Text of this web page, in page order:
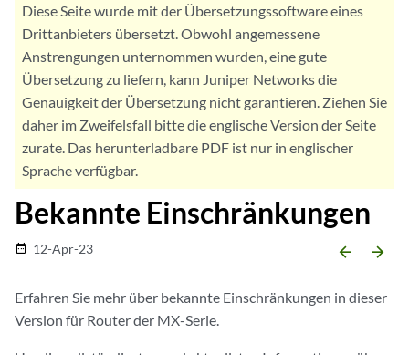
Diese Seite wurde mit der Übersetzungssoftware eines
Drittanbieters übersetzt. Obwohl angemessene
Anstrengungen unternommen wurden, eine gute
Übersetzung zu liefern, kann Juniper Networks die
Genauigkeit der Übersetzung nicht garantieren. Ziehen Sie
daher im Zweifelsfall bitte die englische Version der Seite
zurate. Das herunterladbare PDF ist nur in englischer
Sprache verfügbar.
Bekannte Einschränkungen
date_range 12-Apr-23 arrow_backward arrow_forward
Erfahren Sie mehr über bekannte Einschränkungen in dieser
Version für Router der MX-Serie.